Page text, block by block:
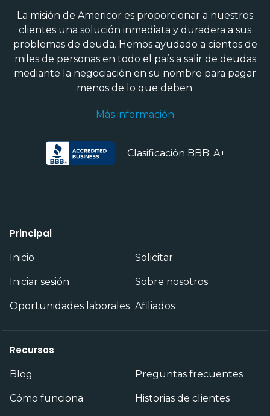
La misión de Americor es proporcionar a nuestros
clientes una solución inmediata y duradera a sus
problemas de deuda. Hemos ayudado a cientos de
miles de personas en todo el país a salir de deudas
mediante la negociación en su nombre para pagar
menos de lo que deben.
Más información
Clasificación BBB: A+
Principal
Inicio Solicitar
Iniciar sesión Sobre nosotros
Oportunidades laborales Afiliados
Recursos
Blog Preguntas frecuentes
Cómo funciona Historias de clientes